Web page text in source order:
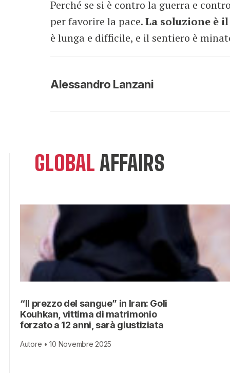
Perché se si è contro la guerra e
per favorire la pace.La soluzione è
è lunga e difficile, e il sentiero è
Alessandro Lanzani
GLOBAL AFFAIRS
“Il prezzo del sangue” in Iran: Goli
Kouhkan, vittima di matrimonio
forzato a 12 anni, sarà giustiziata
Autore • 10 Novembre 2025